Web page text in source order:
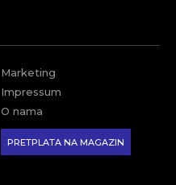
Marketing
Impressum
O nama
PRETPLATA NA MAGAZIN